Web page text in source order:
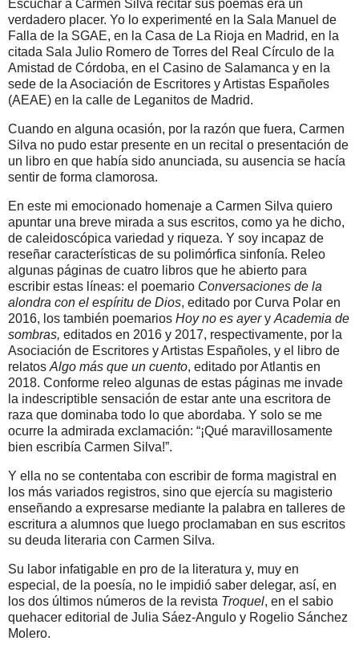
Escuchar a Carmen Silva recitar sus poemas era un
verdadero placer. Yo lo experimenté en la Sala Manuel de
Falla de la SGAE, en la Casa de La Rioja en Madrid, en la
citada Sala Julio Romero de Torres del Real Círculo de la
Amistad de Córdoba, en el Casino de Salamanca y en la
sede de la Asociación de Escritores y Artistas Españoles
(AEAE) en la calle de Leganitos de Madrid.
Cuando en alguna ocasión, por la razón que fuera, Carmen
Silva no pudo estar presente en un recital o presentación de
un libro en que había sido anunciada, su ausencia se hacía
sentir de forma clamorosa.
En este mi emocionado homenaje a Carmen Silva quiero
apuntar una breve mirada a sus escritos, como ya he dicho,
de caleidoscópica variedad y riqueza. Y soy incapaz de
reseñar características de su polimórfica sinfonía. Releo
algunas páginas de cuatro libros que he abierto para
escribir estas líneas: el poemario Conversaciones de la
alondra con el espíritu de Dios, editado por Curva Polar en
2016, los también poemarios Hoy no es ayery Academia de
sombras, editados en 2016 y 2017, respectivamente, por la
Asociación de Escritores y Artistas Españoles, y el libro de
relatos Algo más que un cuento, editado por Atlantis en
2018. Conforme releo algunas de estas páginas me invade
la indescriptible sensación de estar ante una escritora de
raza que dominaba todo lo que abordaba. Y solo se me
ocurre la admirada exclamación: “¡Qué maravillosamente
bien escribía Carmen Silva!”.
Y ella no se contentaba con escribir de forma magistral en
los más variados registros, sino que ejercía su magisterio
enseñando a expresarse mediante la palabra en talleres de
escritura a alumnos que luego proclamaban en sus escritos
su deuda literaria con Carmen Silva.
Su labor infatigable en pro de la literatura y, muy en
especial, de la poesía, no le impidió saber delegar, así, en
los dos últimos números de la revista Troquel, en el sabio
quehacer editorial de Julia Sáez-Angulo y Rogelio Sánchez
Molero.